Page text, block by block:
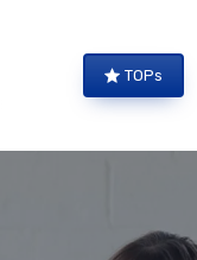
TOPs